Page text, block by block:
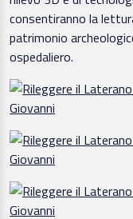
consentiranno la
patrimonio
ospedaliero.